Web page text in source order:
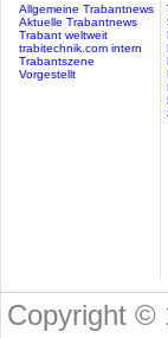
Allgemeine Trabantnews
Aktuelle Trabantnews
Trabant weltweit
trabitechnik.com intern
Trabantszene
Vorgestellt
Copyright ©